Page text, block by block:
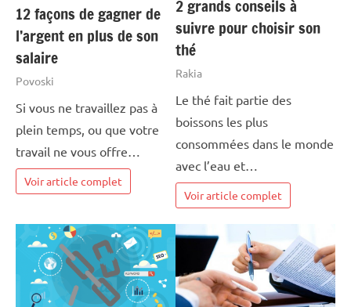
12 façons de gagner de
l’argent en plus de son
salaire
Povoski
Si vous ne travaillez pas à
plein temps, ou que votre
travail ne vous offre…
Voir article complet
2 grands conseils à
suivre pour choisir son
thé
Rakia
Le thé fait partie des
boissons les plus
consommées dans le monde
avec l’eau et…
Voir article complet